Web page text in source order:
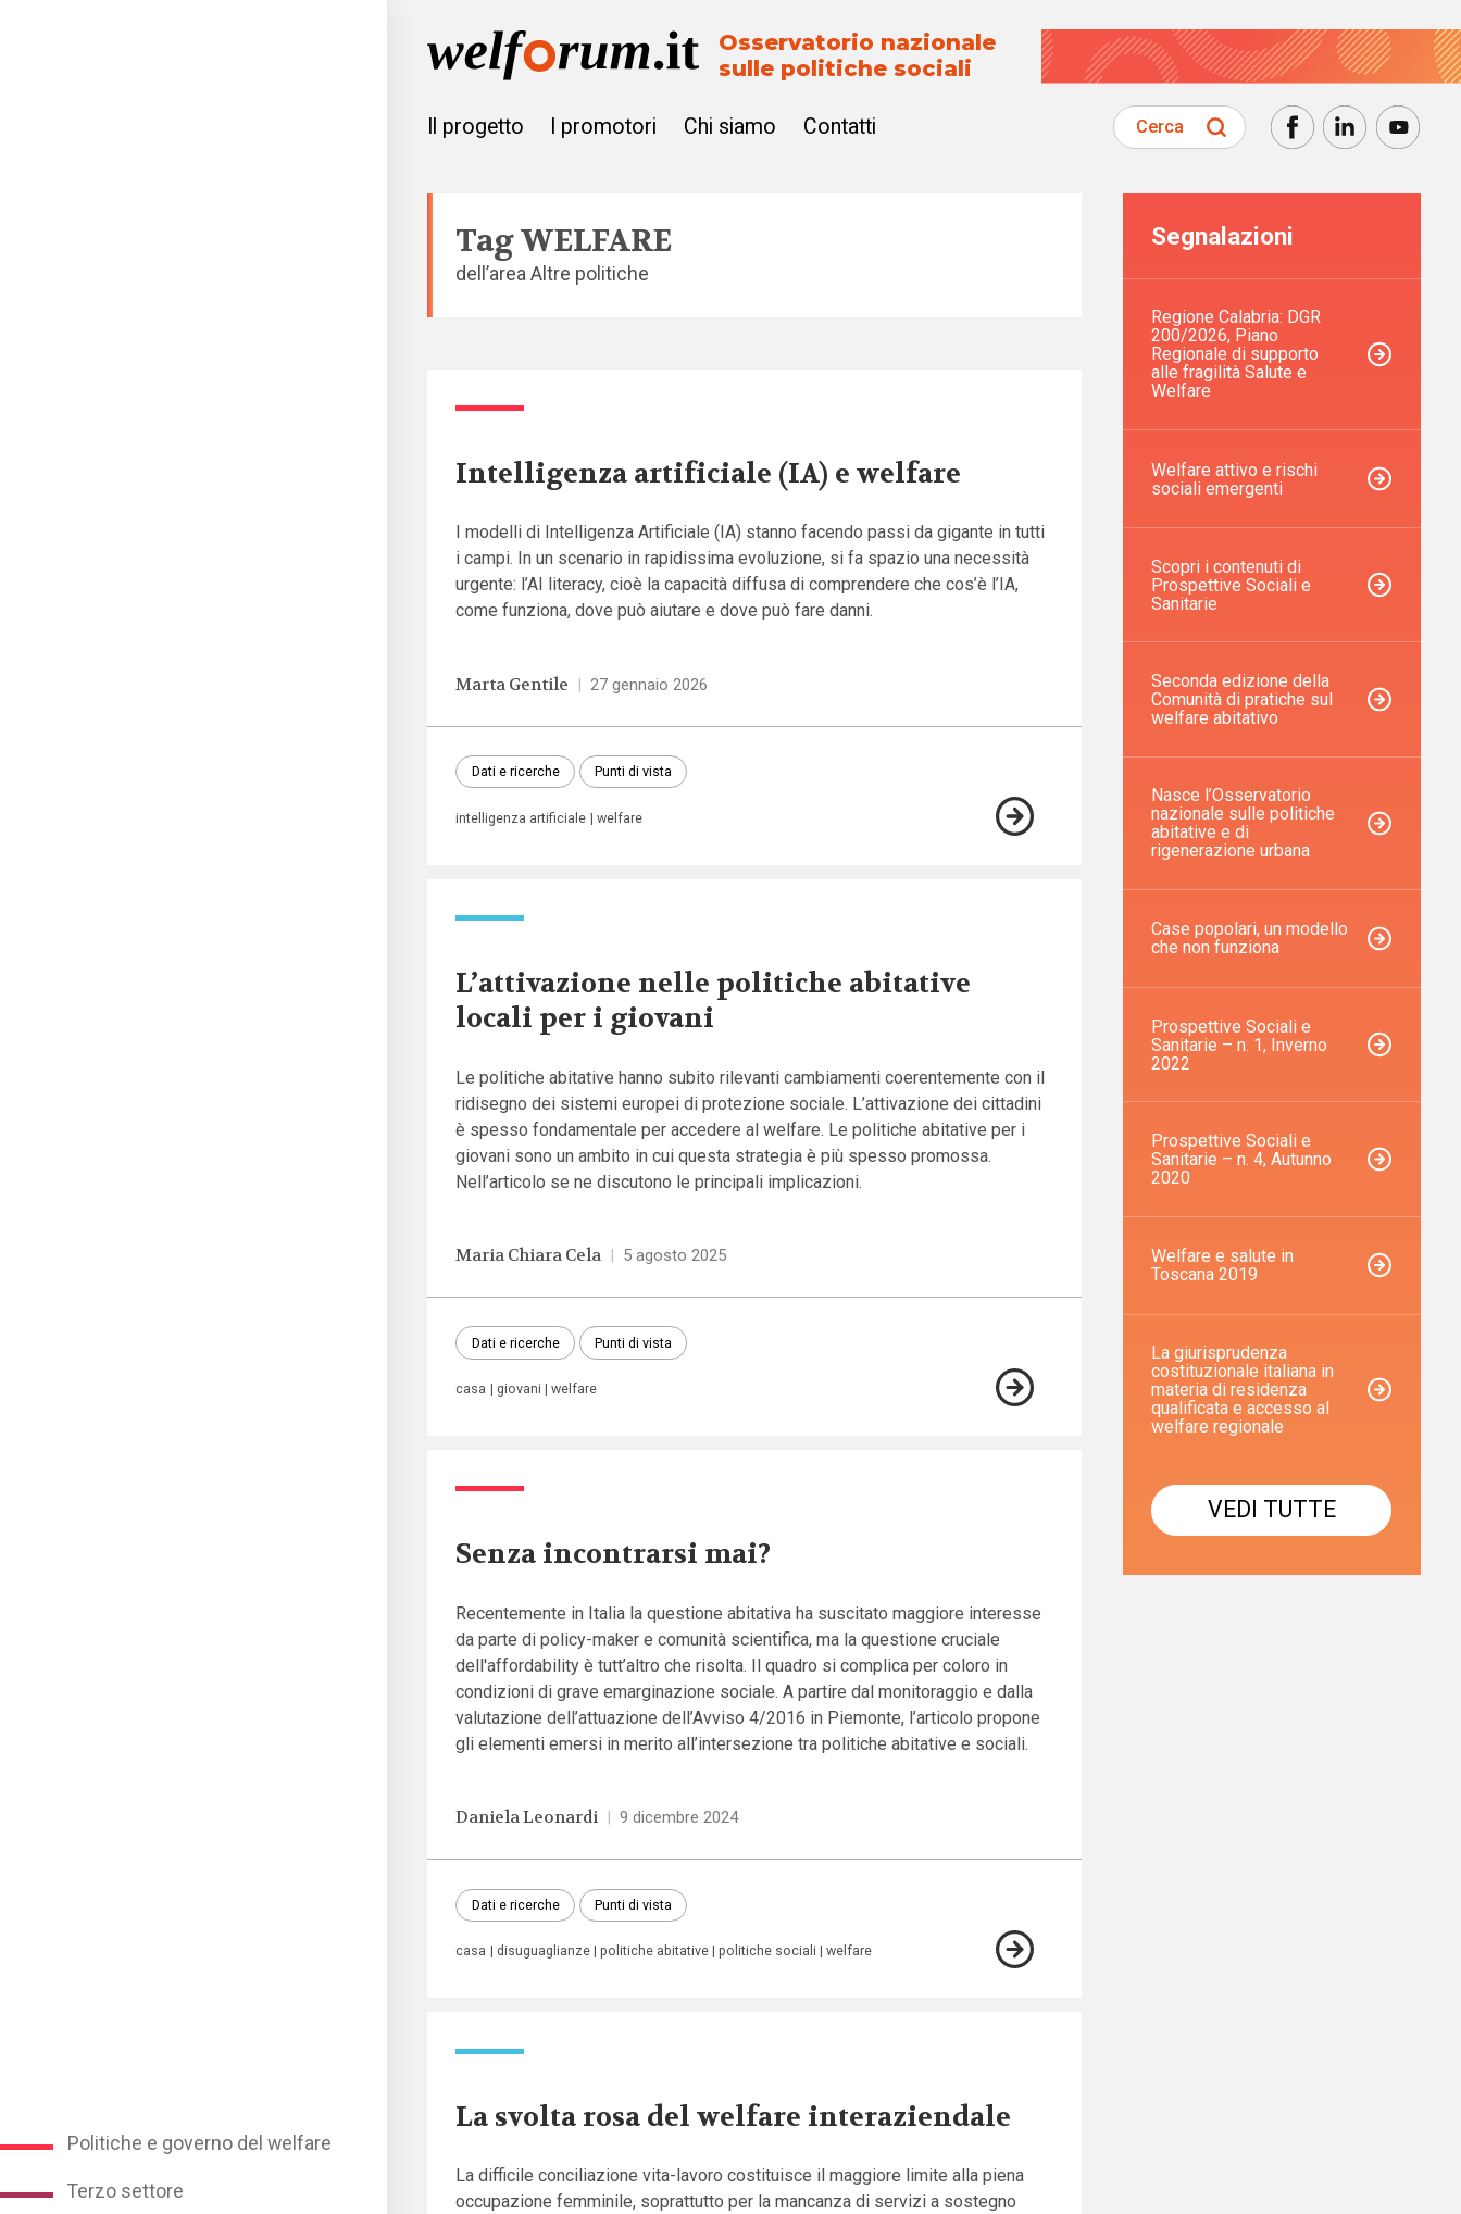
Politiche e governo del welfare
Terzo settore
Osservatorio nazionale
sulle politiche sociali
Il progetto I promotori Chi siamo Contatti Cerca
TagWELFARE
dell’areaAltre politiche
Intelligenza artificiale (IA) e welfare
I modelli di Intelligenza Artificiale (IA) stanno facendo passi da gigante in tutti
i campi. In un scenario in rapidissima evoluzione, si fa spazio una necessità
urgente: l’AI literacy, cioè la capacità diffusa di comprendere che cos’è l’IA,
come funziona, dove può aiutare e dove può fare danni.
Marta Gentile | 27 gennaio 2026
Dati e ricerche Punti di vista
intelligenza artificiale welfare
L’attivazione nelle politiche abitative
locali per i giovani
Le politiche abitative hanno subito rilevanti cambiamenti coerentemente con il
ridisegno dei sistemi europei di protezione sociale. L’attivazione dei cittadini
è spesso fondamentale per accedere al welfare. Le politiche abitative per i
giovani sono un ambito in cui questa strategia è più spesso promossa.
Nell’articolo se ne discutono le principali implicazioni.
Maria Chiara Cela | 5 agosto 2025
Dati e ricerche Punti di vista
casa giovani welfare
Senza incontrarsi mai?
Recentemente in Italia la questione abitativa ha suscitato maggiore interesse
da parte di policy-maker e comunità scientifica, ma la questione cruciale
dell'affordability è tutt’altro che risolta. Il quadro si complica per coloro in
condizioni di grave emarginazione sociale. A partire dal monitoraggio e dalla
valutazione dell’attuazione dell’Avviso 4/2016 in Piemonte, l’articolo propone
gli elementi emersi in merito all’intersezione tra politiche abitative e sociali.
Daniela Leonardi 9 dicembre 2024
Dati e ricerche Punti di vista
casa disuguaglianze politiche abitative politiche sociali welfare
La svolta rosa del welfare interaziendale
La difficile conciliazione vita-lavoro costituisce il maggiore limite alla piena
occupazione femminile, soprattutto per la mancanza di servizi a sostegno
Segnalazioni
Regione Calabria: DGR
200/2026, Piano
Regionale di supporto
alle fragilità Salute e
Welfare
Welfare attivo e rischi
sociali emergenti
Scopri i contenuti di
Prospettive Sociali e
Sanitarie
Seconda edizione della
Comunità di pratiche sul
welfare abitativo
Nasce l’Osservatorio
nazionale sulle politiche
abitative e di
rigenerazione urbana
Case popolari, un modello
che non funziona
Prospettive Sociali e
Sanitarie – n. 1, Inverno
2022
Prospettive Sociali e
Sanitarie – n. 4, Autunno
2020
Welfare e salute in
Toscana 2019
La giurisprudenza
costituzionale italiana in
materia di residenza
qualificata e accesso al
welfare regionale
VEDI TUTTE